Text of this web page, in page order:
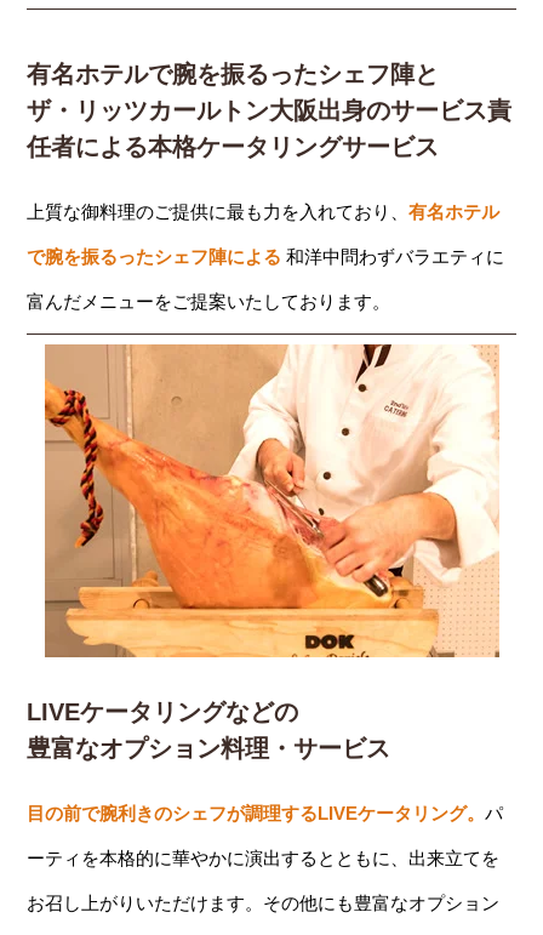
有名ホテルで腕を振るったシェフ陣と
ザ・リッツカールトン大阪出身のサービス責
任者による本格ケータリングサービス
上質な御料理のご提供に最も力を入れており、有名ホテル
で腕を振るったシェフ陣による 和洋中問わずバラエティに
富んだメニューをご提案いたしております。
LIVEケータリングなどの
豊富なオプション料理・サービス
目の前で腕利きのシェフが調理するLIVEケータリング。パ
ーティを本格的に華やかに演出するとともに、出来立てを
お召し上がりいただけます。その他にも豊富なオプション